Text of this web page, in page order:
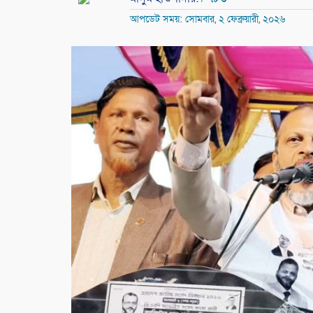
আপডেট সময়: সোমবার, ২ ফেব্রুয়ারী, ২০২৬